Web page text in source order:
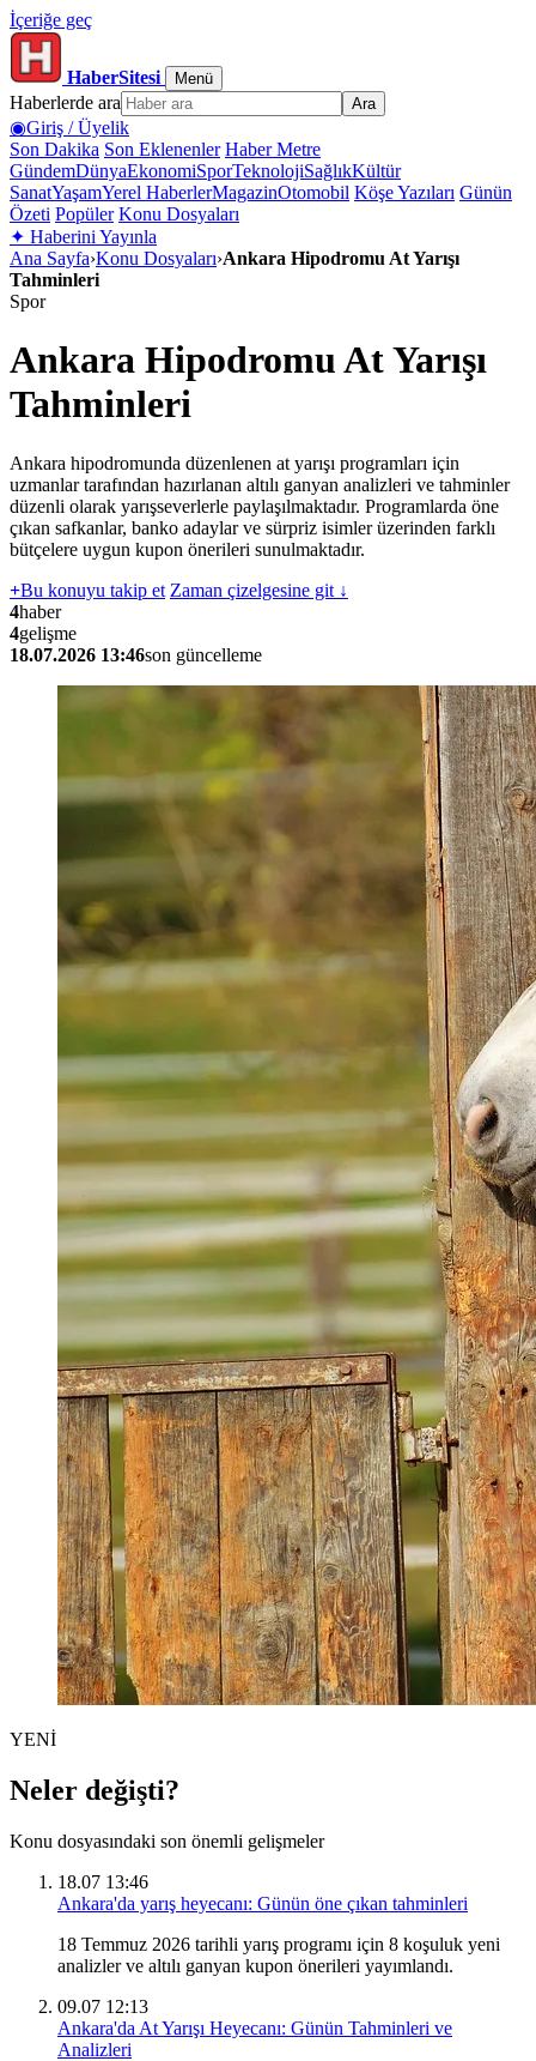
İçeriğe geç
HaberSitesi Menü
Haberlerde ara Ara
◉Giriş / Üyelik
Son Dakika Son Eklenenler Haber Metre
GündemDünyaEkonomiSporTeknolojiSağlıkKültür
SanatYaşamYerel HaberlerMagazinOtomobil Köşe Yazıları Günün
Özeti Popüler Konu Dosyaları
✦ Haberini Yayınla
Ana Sayfa›Konu Dosyaları›Ankara Hipodromu At Yarışı
Tahminleri
Spor
Ankara Hipodromu At Yarışı
Tahminleri
Ankara hipodromunda düzenlenen at yarışı programları için
uzmanlar tarafından hazırlanan altılı ganyan analizleri ve tahminler
düzenli olarak yarışseverlerle paylaşılmaktadır. Programlarda öne
çıkan safkanlar, banko adaylar ve sürpriz isimler üzerinden farklı
bütçelere uygun kupon önerileri sunulmaktadır.
+Bu konuyu takip et Zaman çizelgesine git ↓
4haber
4gelişme
18.07.2026 13:46son güncelleme
YENİ
Neler değişti?
Konu dosyasındaki son önemli gelişmeler
18.07 13:46
Ankara'da yarış heyecanı: Günün öne çıkan tahminleri
18 Temmuz 2026 tarihli yarış programı için 8 koşuluk yeni
analizler ve altılı ganyan kupon önerileri yayımlandı.
09.07 12:13
Ankara'da At Yarışı Heyecanı: Günün Tahminleri ve
Analizleri